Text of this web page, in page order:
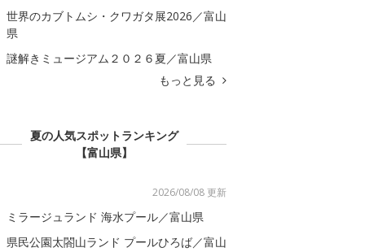
世界のカブトムシ・クワガタ展2026／富山
県
謎解きミュージアム２０２６夏／富山県
もっと見る
夏の人気スポットランキング
【富山県】
2026/08/08 更新
ミラージュランド 海水プール／富山県
県民公園太閤山ランド プールひろば／富山